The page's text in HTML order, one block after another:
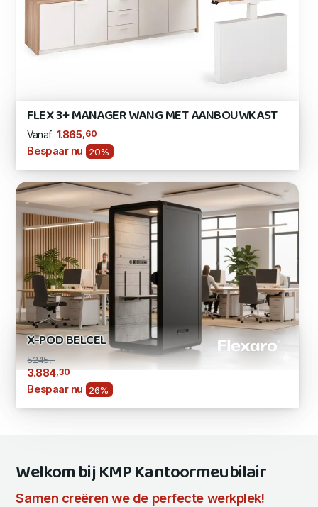
FLEX 3+ MANAGER WANG MET AANBOUWKAST
Vanaf 1.865,60
Bespaar nu 20%
X-POD BELCEL
5245,-
3.884,30
Bespaar nu 26%
Welkom bij KMP Kantoormeubilair
Samen creëren we de perfecte werkplek!